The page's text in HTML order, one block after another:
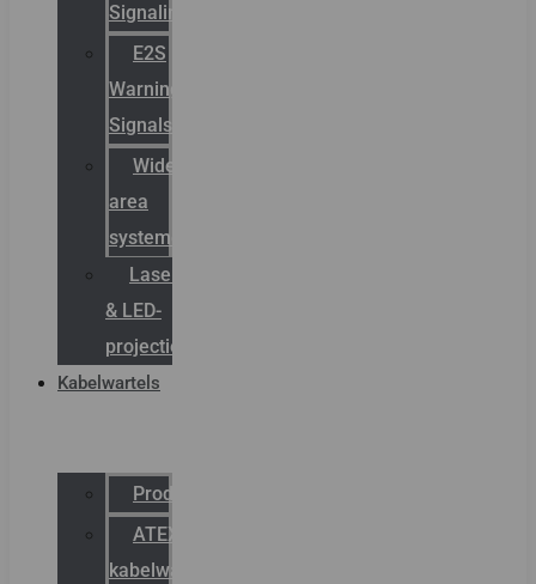
Signaling
E2S
Warning
Signals
Wide
area
systemen
Laserbelijning
& LED-
projectie
Kabelwartels
Productcatalogus
ATEX
kabelwartels